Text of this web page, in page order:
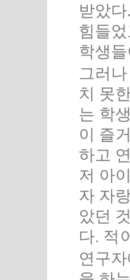
받았
힘들
학생
그러
치 못
는 학
이 즐
하고
저 아
자 자
았던
다. 적
연구